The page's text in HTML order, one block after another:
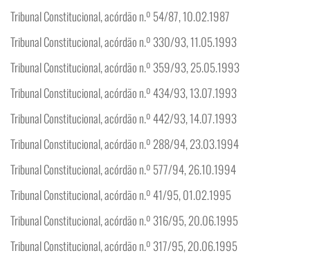
Tribunal Constitucional, acórdão n.º 54/87, 10.02.1987
Tribunal Constitucional, acórdão n.º 330/93, 11.05.1993
Tribunal Constitucional, acórdão n.º 359/93, 25.05.1993
Tribunal Constitucional, acórdão n.º 434/93, 13.07.1993
Tribunal Constitucional, acórdão n.º 442/93, 14.07.1993
Tribunal Constitucional, acórdão n.º 288/94, 23.03.1994
Tribunal Constitucional, acórdão n.º 577/94, 26.10.1994
Tribunal Constitucional, acórdão n.º 41/95, 01.02.1995
Tribunal Constitucional, acórdão n.º 316/95, 20.06.1995
Tribunal Constitucional, acórdão n.º 317/95, 20.06.1995